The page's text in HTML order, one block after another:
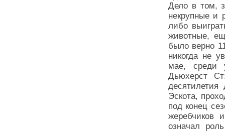
Дело в том,
некрупные и
либо
животные,
было верно
никогда не
мае, среди
Дьюхерст
десятилетия
Эскота,
под конец
жеребчиков
означал